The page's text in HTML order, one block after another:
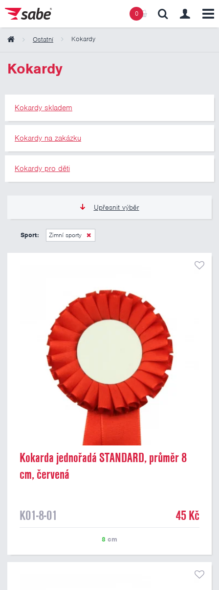
0
Ostatní Kokardy
Kokardy
Kokardy skladem
Kokardy na zakázku
Kokardy pro děti
Upřesnit výběr
45 Kč
Sport: Zimní sporty
Kokarda jednořadá STANDARD, průměr 8
cm, červená
K01-8-01 45 Kč
8 cm
Obsah košíku